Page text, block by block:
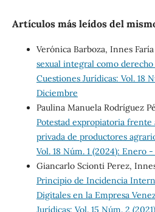
Artículos más leídos del
Verónica Barboza, Innes
sexual integral como
Cuestiones Jurídicas: Vol. 18
Diciembre
Paulina Manuela Rodríguez
Potestad expropiatoria
privada de productores
Vol. 18 Núm. 1 (2024): Enero
Giancarlo Scionti Perez,
Principio de Incidencia
Digitales en la Empresa
Jurídicas: Vol. 15 Núm. 2